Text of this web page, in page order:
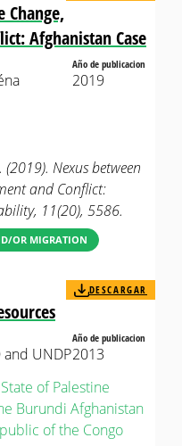
Change,
Afghanistan Case
Año de publicacion
2019
Nexus between
and Conflict:
11(20), 5586.
OR MIGRATION
DESCARGAR
and UNDP
Año de publicacion
2013
State of Palestine
Burundi Afghanistan
of the Congo